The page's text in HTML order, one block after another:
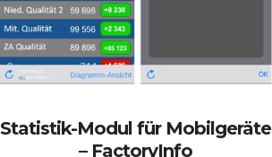
Statistik-Modul für Mobilgeräte
– FactoryInfo